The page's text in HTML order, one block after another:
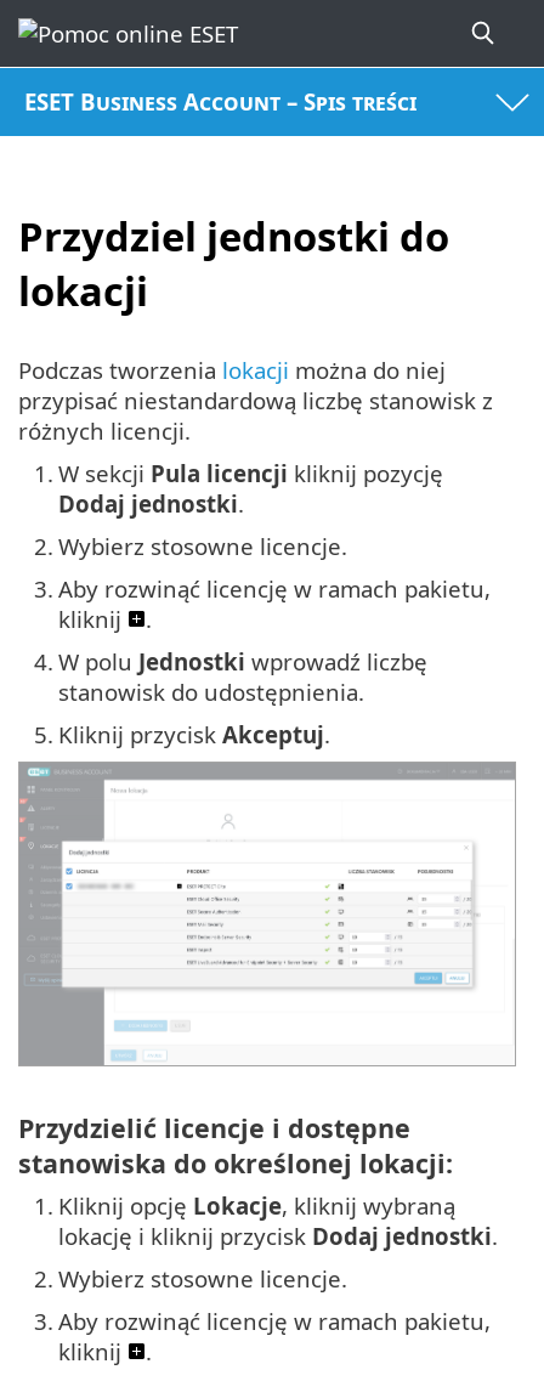
ESET Business Account – Spis treści
Przydziel jednostki do
lokacji
Podczas tworzenia lokacji można do niej
przypisać niestandardową liczbę stanowisk z
różnych licencji.
1. W sekcji Pula licencji kliknij pozycję
Dodaj jednostki.
2. Wybierz stosowne licencje.
3. Aby rozwinąć licencję w ramach pakietu,
kliknij
.
4. W polu Jednostki wprowadź liczbę
stanowisk do udostępnienia.
5. Kliknij przycisk Akceptuj.
Przydzielić licencje i dostępne
stanowiska do określonej lokacji:
1. Kliknij opcję Lokacje, kliknij wybraną
lokację i kliknij przycisk Dodaj jednostki.
2. Wybierz stosowne licencje.
3. Aby rozwinąć licencję w ramach pakietu,
kliknij
.